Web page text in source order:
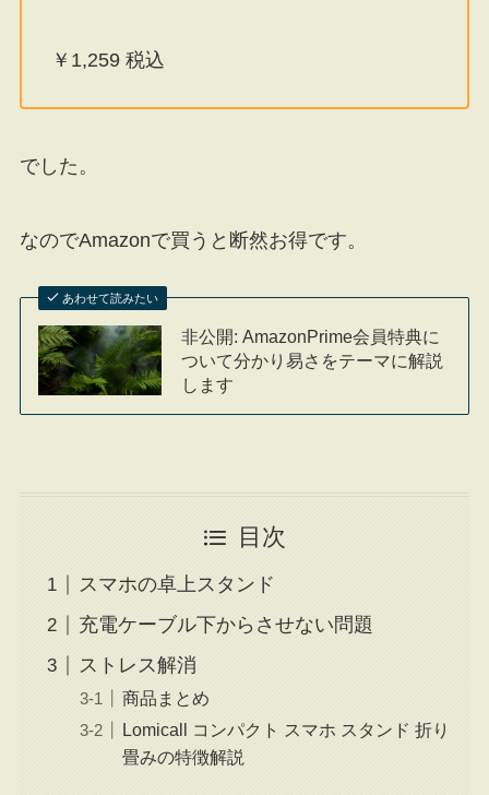
￥1,259 税込
でした。
なのでAmazonで買うと断然お得です。
あわせて読みたい
非公開: AmazonPrime会員特典に
ついて分かり易さをテーマに解説
します
目次
スマホの卓上スタンド
充電ケーブル下からさせない問題
ストレス解消
商品まとめ
Lomicall コンパクト スマホ スタンド 折り
畳みの特徴解説